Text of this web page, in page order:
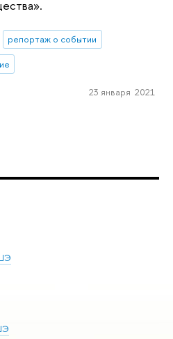
репортаж о событии
23 января 2021